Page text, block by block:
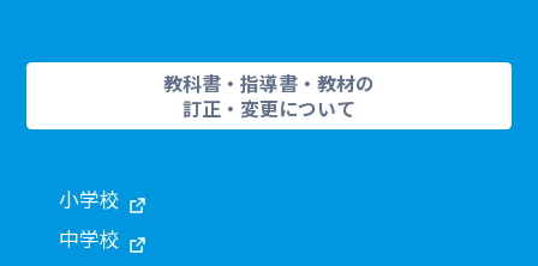
教科書・指導書・教材の
訂正・変更について
小学校
中学校